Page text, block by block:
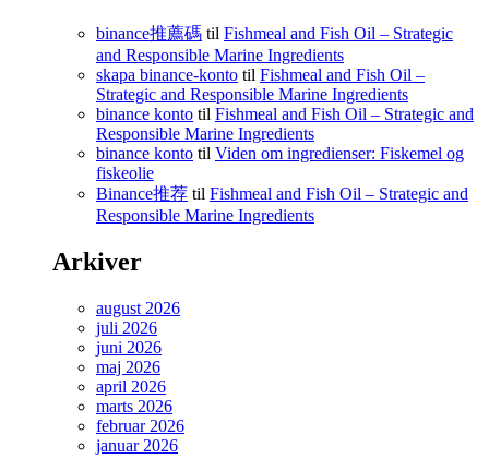
binance推薦碼 til Fishmeal and Fish Oil – Strategic
and Responsible Marine Ingredients
skapa binance-konto til Fishmeal and Fish Oil –
Strategic and Responsible Marine Ingredients
binance konto til Fishmeal and Fish Oil – Strategic and
Responsible Marine Ingredients
binance konto til Viden om ingredienser: Fiskemel og
fiskeolie
Binance推荐 til Fishmeal and Fish Oil – Strategic and
Responsible Marine Ingredients
Arkiver
august 2026
juli 2026
juni 2026
maj 2026
april 2026
marts 2026
februar 2026
januar 2026